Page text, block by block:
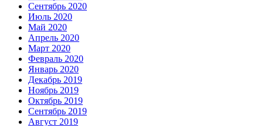
Сентябрь 2020
Июль 2020
Май 2020
Апрель 2020
Март 2020
Февраль 2020
Январь 2020
Декабрь 2019
Ноябрь 2019
Октябрь 2019
Сентябрь 2019
Август 2019